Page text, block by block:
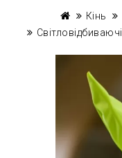
Кінь
Світловідбиваючі